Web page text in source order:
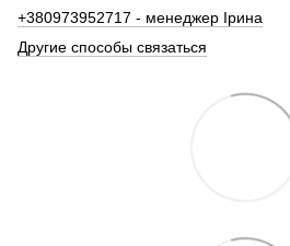
+380973952717 - менеджер Ірина
Другие способы связаться